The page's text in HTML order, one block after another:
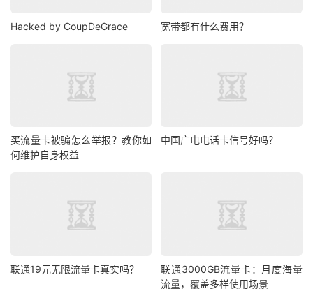
Hacked by CoupDeGrace 宽带都有什么费用？
买流量卡被骗怎么举报？教你如
何维护自身权益
中国广电电话卡信号好吗？
联通19元无限流量卡真实吗？
联通3000GB流量卡：月度海量
流量，覆盖多样使用场景